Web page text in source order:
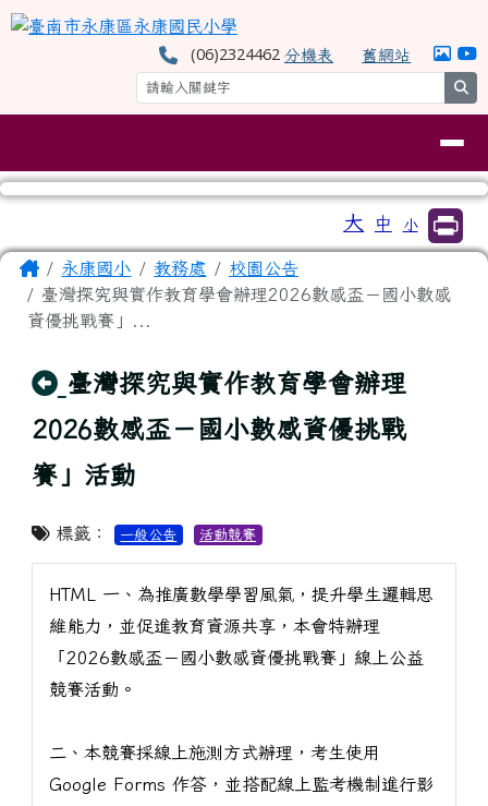
跳至主內容區
臺南市永康區永康國民小學
(06)2324462分機表 舊網站
⏸
大 中 小
主內容區域
Home永康國小 教務處
校園公告
臺灣探究與實作教育學會辦理2026數感盃－國小數感
資優挑戰賽」...
回上頁
臺灣探究與實作教育學會辦理
2026數感盃－國小數感資優挑戰
賽」活動
標籤： 一般公告 活動競賽
HTML 一、為推廣數學學習風氣，提升學生邏輯思
維能力，並促進教育資源共享，本會特辦理
「2026數感盃－國小數感資優挑戰賽」線上公益
競賽活動。
二、本競賽採線上施測方式辦理，考生使用
Google Forms 作答，並搭配線上監考機制進行影
頁尾區域